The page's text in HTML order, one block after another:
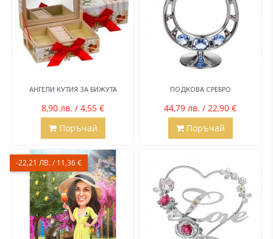
АНГЕЛИ КУТИЯ ЗА БИЖУТА
8,90 лв. / 4,55 €
Поръчай
ПОДКОВА СРЕБРО
44,79 лв. / 22,90 €
Поръчай
-22,21 ЛВ. / 11,36 €